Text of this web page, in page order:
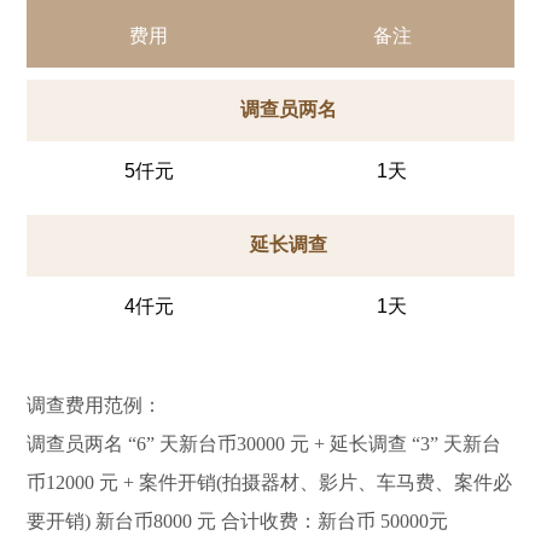
费用 备注
调查员两名
5仟元 1天
延长调查
4仟元 1天
调查费用范例：
调查员两名 “6” 天新台币30000 元 + 延长调查 “3” 天新台
币12000 元 + 案件开销(拍摄器材、影片、车马费、案件必
要开销) 新台币8000 元 合计收费：新台币 50000元